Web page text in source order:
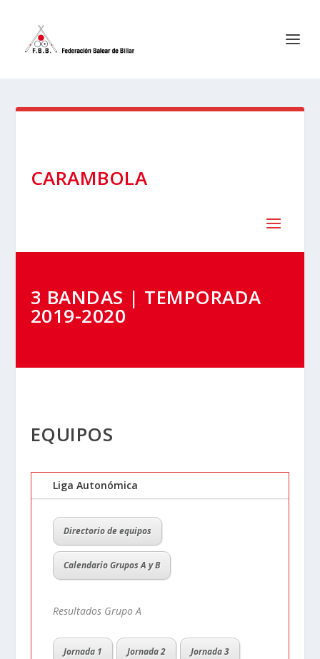
CARAMBOLA
3 BANDAS | TEMPORADA
2019-2020
EQUIPOS
Liga Autonómica
Directorio de equipos
Calendario Grupos A y B
Resultados Grupo A
Jornada 1 Jornada 2 Jornada 3